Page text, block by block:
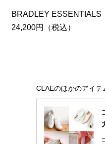
BRADLEY ESSENTIALS
24,200円（税込）
CLAEのほかのアイテ